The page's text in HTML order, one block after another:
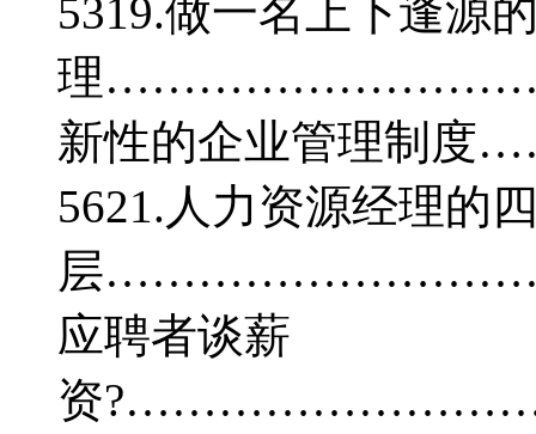
5319.做一名上下逢源
理
新性的企业管理
5621.人力资源经理的
层
应聘者谈薪
资